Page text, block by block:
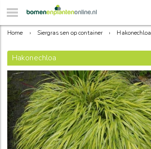
Home › Siergrassen op container › Hakonechloa
Hakonechloa